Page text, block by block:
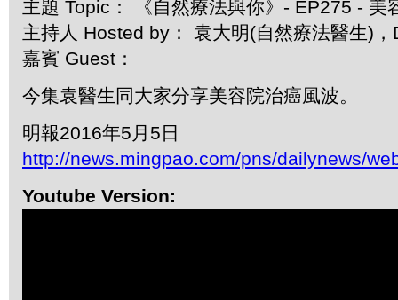
主題 Topic： 《自然療法與你》- EP275 - 美
主持人 Hosted by： 袁大明(自然療法醫生)，
嘉賓 Guest：
今集袁醫生同大家分享美容院治癌風波。
明報2016年5月5日
http://news.mingpao.com/pns/dailynews/
Youtube Version: